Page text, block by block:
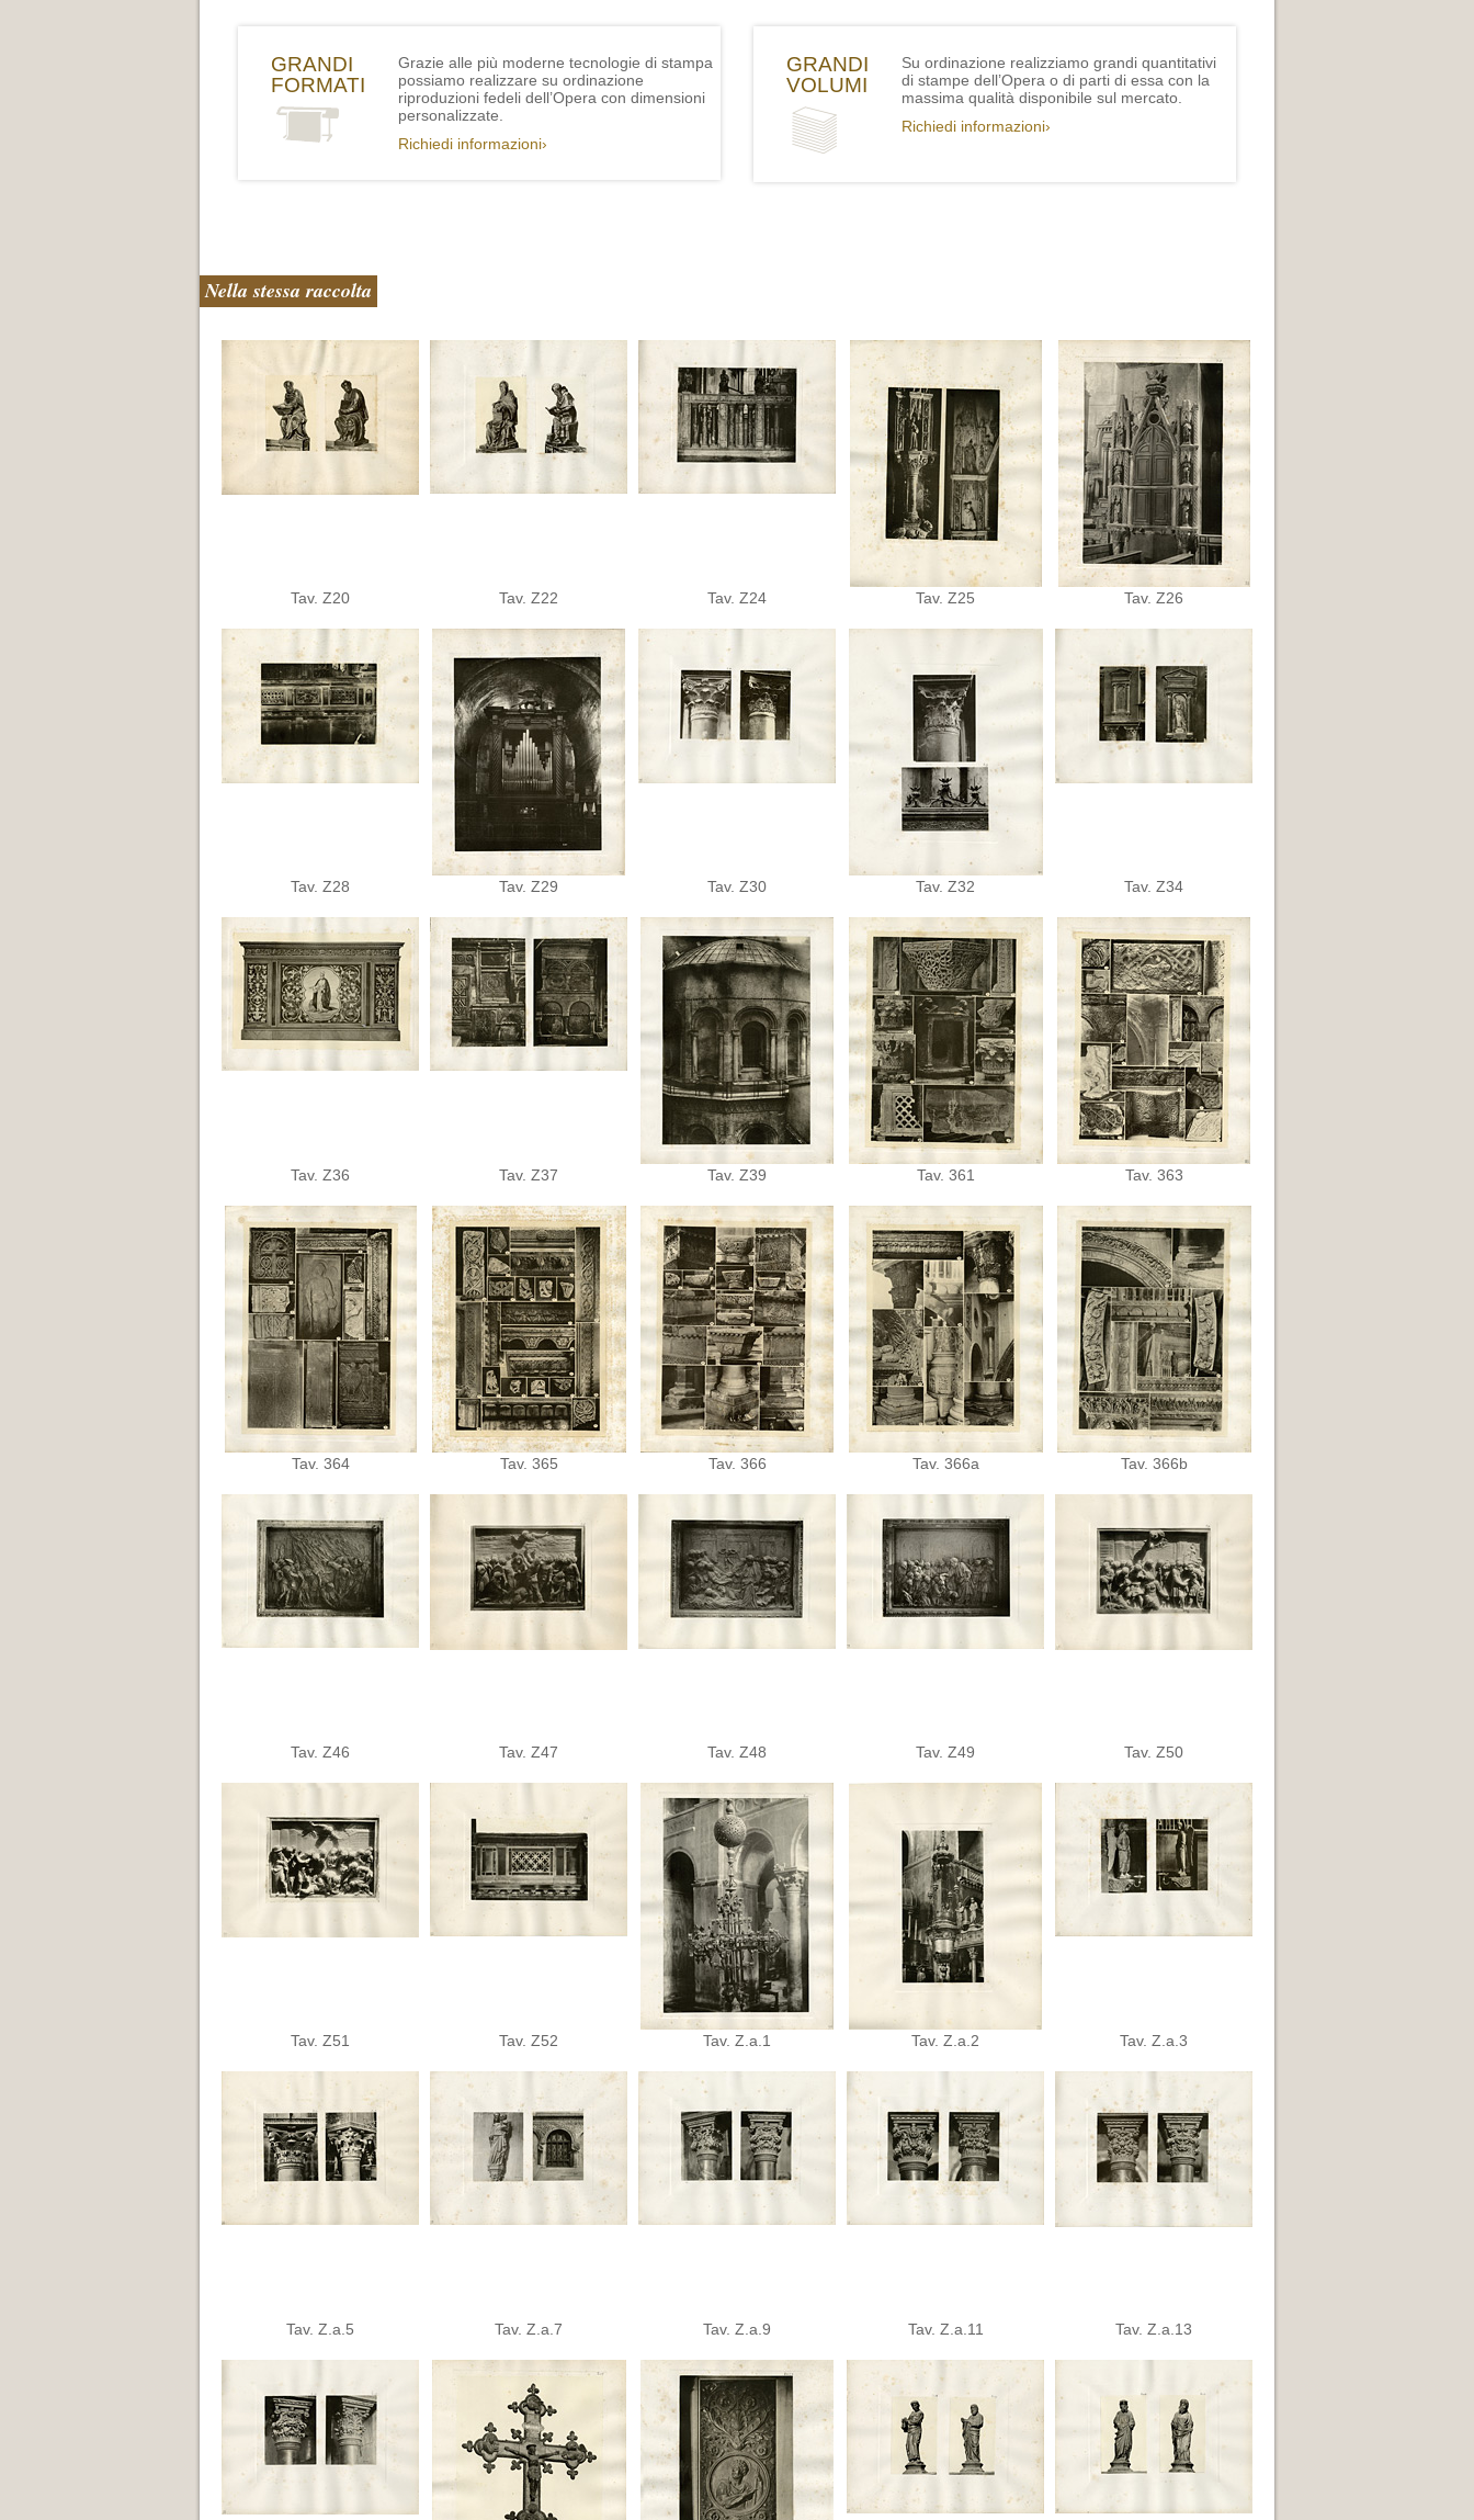
GRANDI
FORMATI
Grazie alle più moderne tecnologie di stampa
possiamo realizzare su ordinazione
riproduzioni fedeli dell’Opera con dimensioni
personalizzate.
Richiedi informazioni›
GRANDI
VOLUMI
Su ordinazione realizziamo grandi quantitativi
di stampe dell’Opera o di parti di essa con la
massima qualità disponibile sul mercato.
Richiedi informazioni›
Nella stessa raccolta
Tav. Z20 Tav. Z22 Tav. Z24 Tav. Z25 Tav. Z26
Tav. Z28 Tav. Z29 Tav. Z30 Tav. Z32 Tav. Z34
Tav. Z36 Tav. Z37 Tav. Z39 Tav. 361 Tav. 363
Tav. 364 Tav. 365 Tav. 366 Tav. 366a Tav. 366b
Tav. Z46 Tav. Z47 Tav. Z48 Tav. Z49 Tav. Z50
Tav. Z51 Tav. Z52 Tav. Z.a.1 Tav. Z.a.2 Tav. Z.a.3
Tav. Z.a.5 Tav. Z.a.7 Tav. Z.a.9 Tav. Z.a.11 Tav. Z.a.13